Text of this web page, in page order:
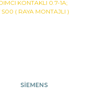
SİEMENS